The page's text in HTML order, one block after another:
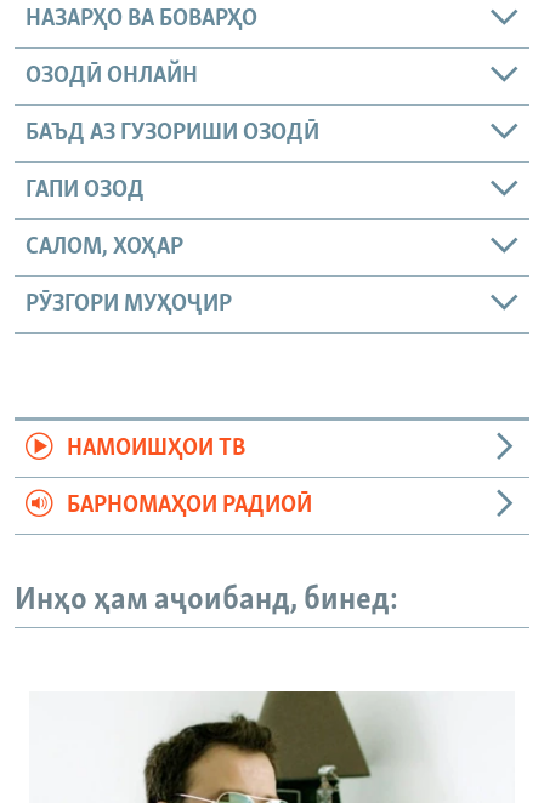
НАЗАРҲО ВА БОВАРҲО
ОЗОДӢ ОНЛАЙН
БАЪД АЗ ГУЗОРИШИ ОЗОДӢ
ГАПИ ОЗОД
САЛОМ, ХОҲАР
РӮЗГОРИ МУҲОҶИР
НАМОИШҲОИ ТВ
БАРНОМАҲОИ РАДИОӢ
Инҳо ҳам аҷоибанд, бинед: